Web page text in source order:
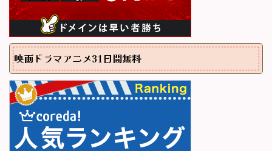
映画ドラマアニメ31日間無料